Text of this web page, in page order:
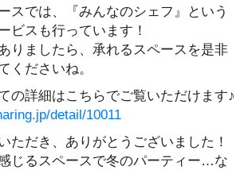
スでは、『みんなのシェフ』という
ビスも行っています！
りましたら、承れるスペースを是非
くださいね。
の詳細はこちらでご覧いただけます♪
detail/10011
ただき、ありがとうございました！
じるスペースで冬のパーティー…な